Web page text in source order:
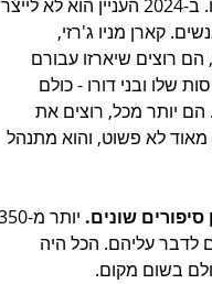
זה אתגר מקצועי מוטרף ומורכב יותר ממה שכולנו אי פעם התמודדנו מולו. ב-2024 העניין הוא לא לייצר
קארן מניו ג'רזי,
רוצים שיארזו עבורם
שלו ובני דורו - כולם
יותר מכל, רוצים את
מאוד לא פשוט, והוא מתנהל
סיפורים שונים.
מוקדם לדבר עליהם. הכל היה
בשום מקום.